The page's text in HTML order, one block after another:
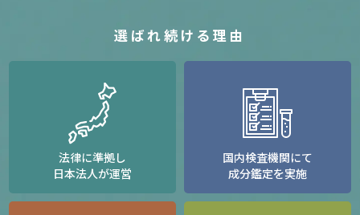
選ばれ続ける理由
法律に準拠し
日本法人が運営
国内検査機関にて
成分鑑定を実施